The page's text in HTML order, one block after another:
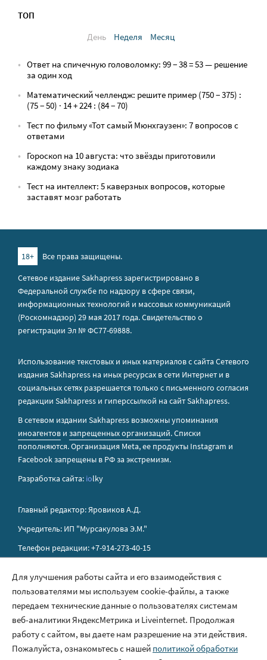
ТОП
День
Неделя Месяц
Ответ на спичечную головоломку: 99 − 38 = 53 — решение
за один ход
Математический челлендж: решите пример (750 − 375) :
(75 − 50) · 14 + 224 : (84 − 70)
Тест по фильму «Тот самый Мюнхгаузен»: 7 вопросов с
ответами
Гороскоп на 10 августа: что звёзды приготовили
каждому знаку зодиака
Тест на интеллект: 5 каверзных вопросов, которые
заставят мозг работать
18+
Все права защищены.
Сетевое издание Sakhapress зарегистрировано в
Федеральной службе по надзору в сфере связи,
информационных технологий и массовых коммуникаций
(Роскомнадзор) 29 мая 2017 года. Свидетельство о
регистрации Эл № ФС77-69888.
Использование текстовых и иных материалов с сайта Сетевого
издания Sakhapress на иных ресурсах в сети Интернет и в
социальных сетях разрешается только с письменного согласия
редакции Sakhapress и гиперссылкой на сайт Sakhapress.
В сетевом издании Sakhapress возможны упоминания
иноагентов и запрещенных организаций. Списки
пополняются. Организация Metа, ее продукты Instagram и
Facebook запрещены в РФ за экстремизм.
Разработка сайта: iolky
Главный редактор: Яровиков А.Д.
Учредитель: ИП "Мурсакулова Э.М."
Телефон редакции: +7-914-273-40-15
Правила сайта
Политика обработки персональных данных
Размещение рекламы
Контакты
Для улучшения работы сайта и его взаимодействия с
пользователями мы используем cookie-файлы, а также
передаем технические данные о пользователях системам
веб-аналитики ЯндексМетрика и Liveinternet. Продолжая
работу с сайтом, вы даете нам разрешение на эти действия.
Пожалуйста, ознакомьтесь с нашей политикой обработки